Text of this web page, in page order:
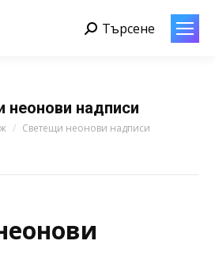
Search:
Търсене
неонови надписи
Светещи неонови надписи